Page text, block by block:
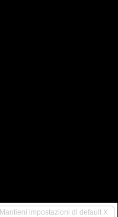
Mantieni impostazioni di default X